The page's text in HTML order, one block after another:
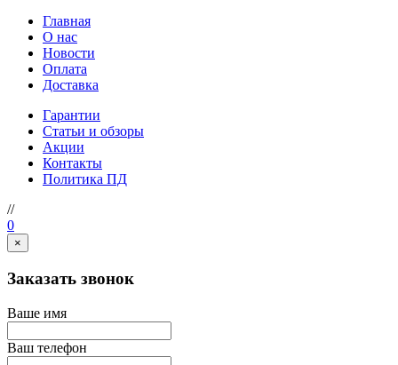
Главная
О нас
Новости
Оплата
Доставка
Гарантии
Статьи и обзоры
Акции
Контакты
Политика ПД
//
0
×
Заказать звонок
Ваше имя
Ваш телефон